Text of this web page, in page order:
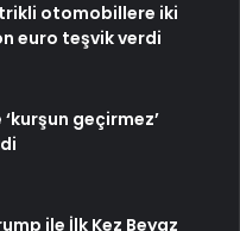
otomobillere iki
euro teşvik verdi
geçirmez’
ile İlk Kez Beyaz